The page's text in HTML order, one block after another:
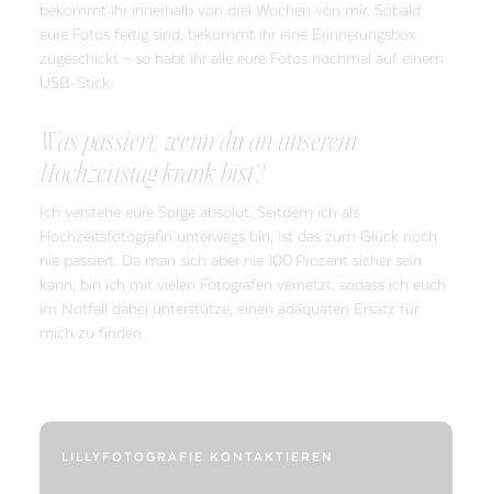
bekommt ihr innerhalb von drei Wochen von mir. Sobald
eure Fotos fertig sind, bekommt ihr eine Erinnerungsbox
zugeschickt – so habt ihr alle eure Fotos nochmal auf einem
USB-Stick.
Was passiert, wenn du an unserem
Hochzeitstag krank bist?
Ich verstehe eure Sorge absolut. Seitdem ich als
Hochzeitsfotografin unterwegs bin, ist das zum Glück noch
nie passiert. Da man sich aber nie 100 Prozent sicher sein
kann, bin ich mit vielen Fotografen vernetzt, sodass ich euch
im Notfall dabei unterstütze, einen adäquaten Ersatz für
mich zu finden.
LILLYFOTOGRAFIE KONTAKTIEREN